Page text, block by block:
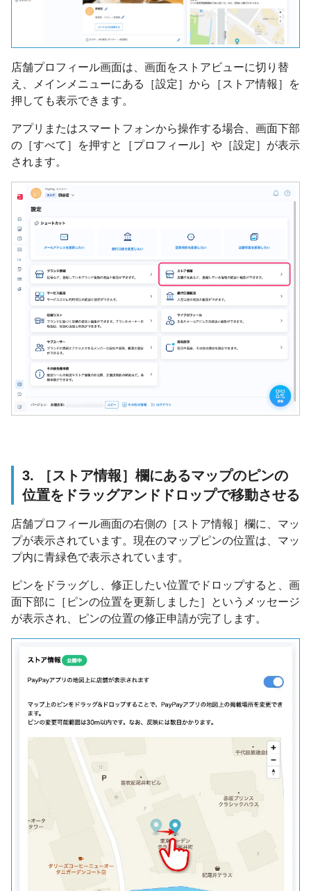
店舗プロフィール画面は、画面をストアビューに切り替
え、メインメニューにある［設定］から［ストア情報］を
押しても表示できます。
アプリまたはスマートフォンから操作する場合、画面下部
の［すべて］を押すと［プロフィール］や［設定］が表示
されます。
3. ［ストア情報］欄にあるマップのピンの
位置をドラッグアンドドロップで移動させる
店舗プロフィール画面の右側の［ストア情報］欄に、マッ
プが表示されています。現在のマップピンの位置は、マッ
プ内に青緑色で表示されています。
ピンをドラッグし、修正したい位置でドロップすると、画
面下部に［ピンの位置を更新しました］というメッセージ
が表示され、ピンの位置の修正申請が完了します。